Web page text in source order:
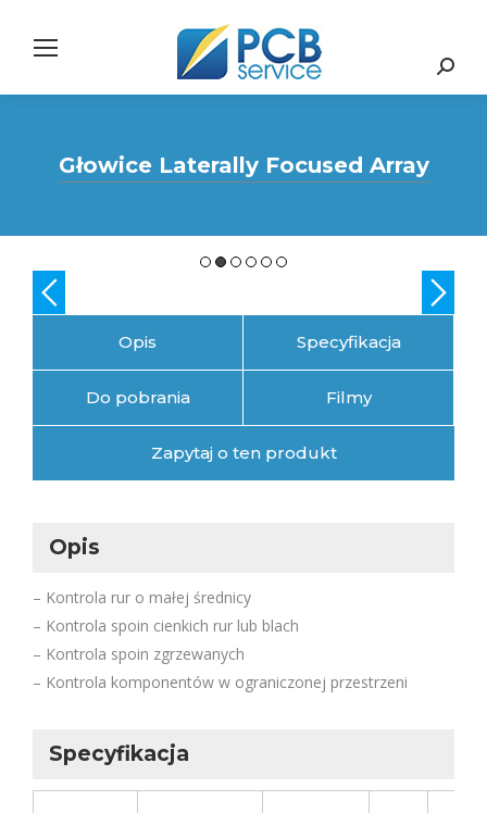
Search:
Głowice Laterally Focused Array
Opis Specyfikacja
Do pobrania Filmy
Zapytaj o ten produkt
Opis
– Kontrola rur o małej średnicy
– Kontrola spoin cienkich rur lub blach
– Kontrola spoin zgrzewanych
– Kontrola komponentów w ograniczonej przestrzeni
Specyfikacja